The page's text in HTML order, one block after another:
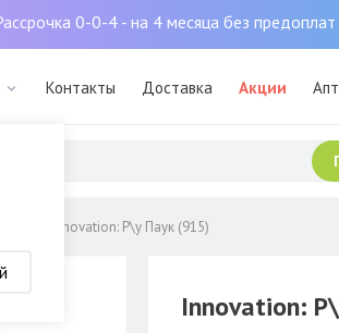
0-0-4 - на 4 месяца без
Контакты Доставка Акции
Innovation: Р\у Паук (915)
Innovation: